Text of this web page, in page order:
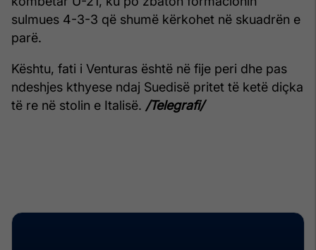
sulmues 4-3-3 që shumë kërkohet në skuadrën e
parë.
Kështu, fati i Venturas është në fije peri dhe pas
ndeshjes kthyese ndaj Suedisë pritet të ketë diçka
të re në stolin e Italisë. /Telegrafi/